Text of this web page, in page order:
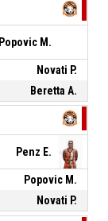
Popovic M.
Novati P.
Beretta A.
Penz E.
Popovic M.
Novati P.